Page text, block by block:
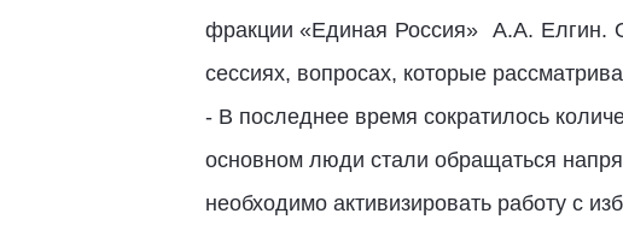
фракции «Единая Россия» А.А. Елгин.
сессиях, вопросах, которые
- В последнее время сократилось
основном люди стали обращаться
необходимо активизировать работу с